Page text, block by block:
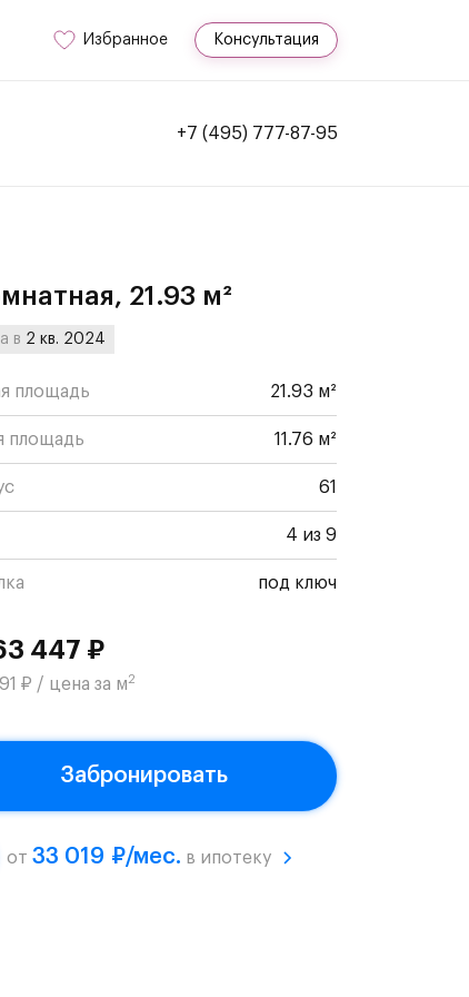
Избранное Консультация
+7 (495) 777-87-95
21.93 м²
в 2 кв. 2024
площадь 21.93 м²
площадь 11.76 м²
61
4 из 9
под ключ
447 ₽
₽ / цена за м2
Забронировать
от 33 019 ₽/мес. в ипотеку